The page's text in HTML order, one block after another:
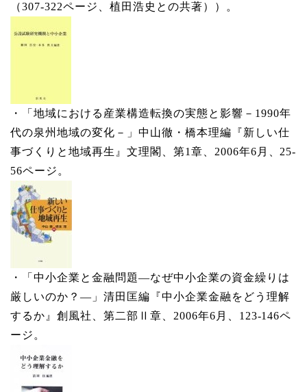
（307-322ページ、植田浩史との共著））。
・「地域における産業構造転換の実態と影響－1990年
代の泉州地域の変化－」中山徹・橋本理編『新しい仕
事づくりと地域再生』文理閣、第1章、2006年6月、25-
56ページ。
・「中小企業と金融問題―なぜ中小企業の資金繰りは
厳しいのか？―」清田匡編『中小企業金融をどう理解
するか』創風社、第二部Ⅱ章、2006年6月、123-146ペ
ージ。